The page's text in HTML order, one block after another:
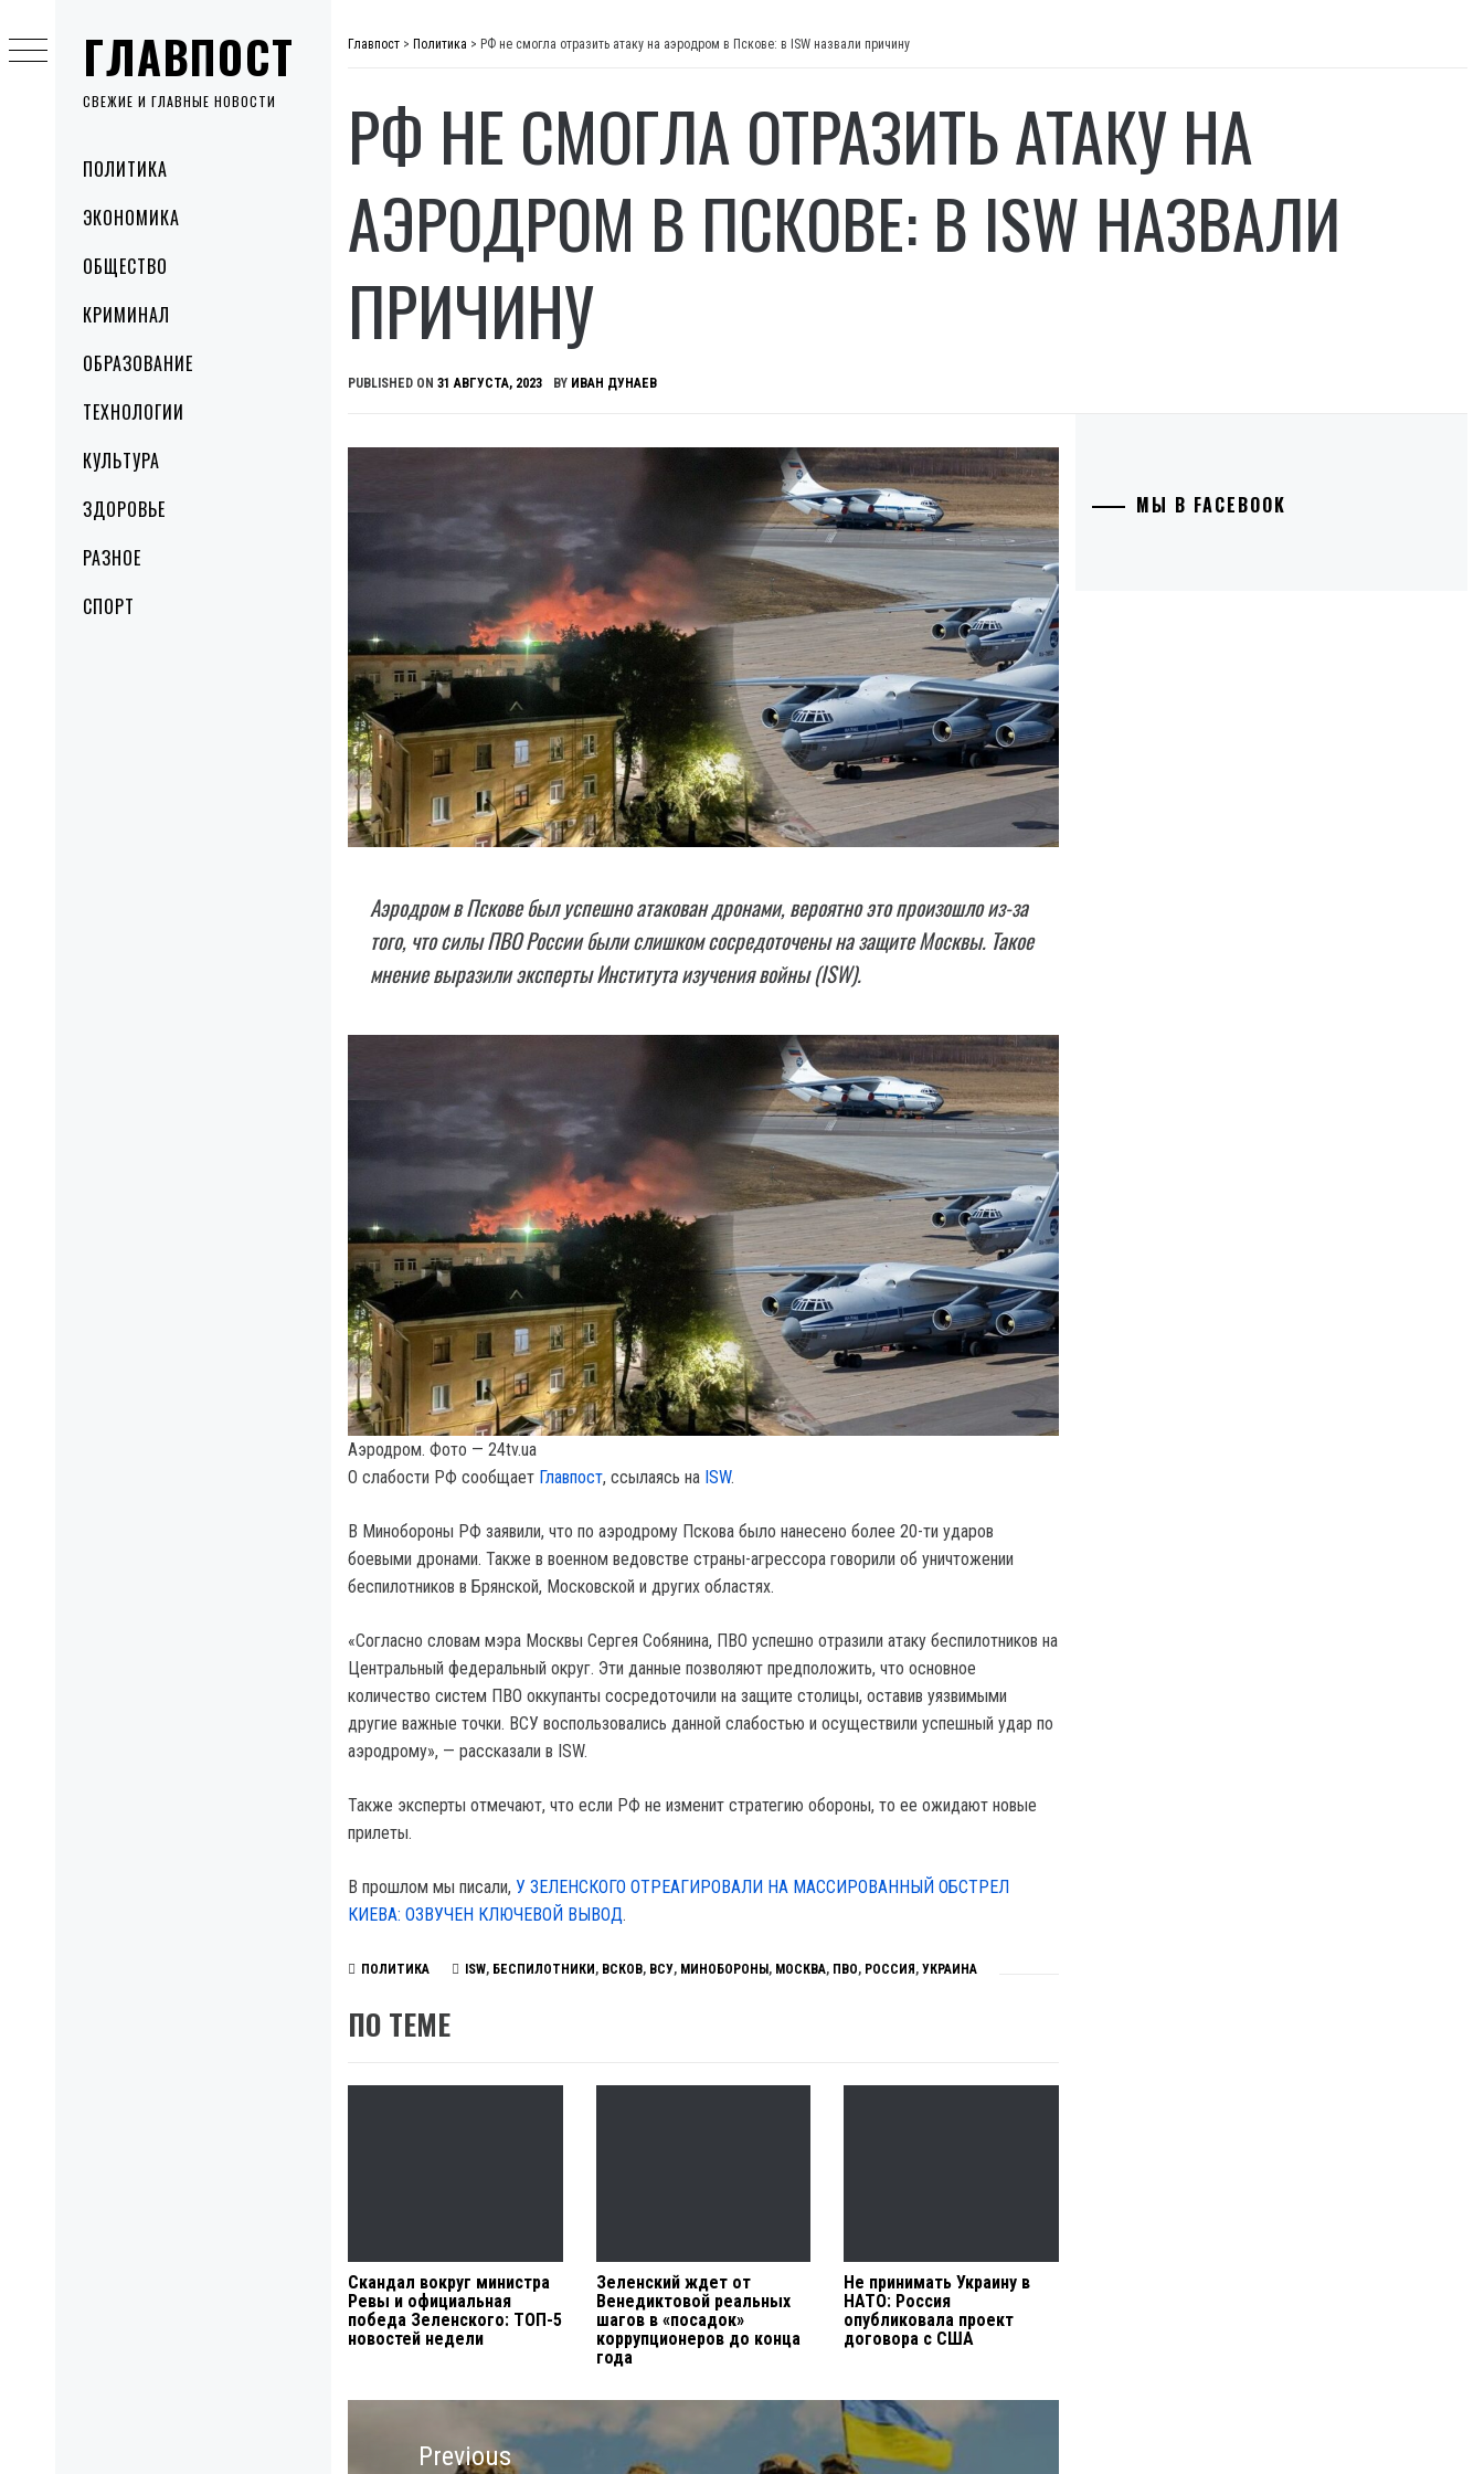
ГЛАВПОСТ
СВЕЖИЕ И ГЛАВНЫЕ НОВОСТИ
MenuПОЛИТИКА
ЭКОНОМИКА
ОБЩЕСТВО
КРИМИНАЛ
ОБРАЗОВАНИЕ
ТЕХНОЛОГИИ
КУЛЬТУРА
ЗДОРОВЬЕ
РАЗНОЕ
СПОРТ
to
content
Главпост > Политика > РФ не смогла отразить атаку на аэродром в Пскове: в ISW назвали причину
РФ НЕ СМОГЛА ОТРАЗИТЬ АТАКУ НА
АЭРОДРОМ В ПСКОВЕ: В ISW НАЗВАЛИ
ПРИЧИНУ
PUBLISHED ON 31 АВГУСТА, 2023 BY ИВАН ДУНАЕВ
Аэродром в Пскове был успешно атакован дронами, вероятно это произошло из-за
того, что силы ПВО России были слишком сосредоточены на защите Москвы. Такое
мнение выразили эксперты Института изучения войны (ISW).
Аэродром. Фото — 24tv.ua
О слабости РФ сообщает Главпост, ссылаясь на ISW.
В Минобороны РФ заявили, что по аэродрому Пскова было нанесено более 20-ти ударов
боевыми дронами. Также в военном ведовстве страны-агрессора говорили об уничтожении
беспилотников в Брянской, Московской и других областях.
«Согласно словам мэра Москвы Сергея Собянина, ПВО успешно отразили атаку беспилотников на
Центральный федеральный округ. Эти данные позволяют предположить, что основное
количество систем ПВО оккупанты сосредоточили на защите столицы, оставив уязвимыми
другие важные точки. ВСУ воспользовались данной слабостью и осуществили успешный удар по
аэродрому», — рассказали в ISW.
Также эксперты отмечают, что если РФ не изменит стратегию обороны, то ее ожидают новые
прилеты.
В прошлом мы писали, У ЗЕЛЕНСКОГО ОТРЕАГИРОВАЛИ НА МАССИРОВАННЫЙ ОБСТРЕЛ
КИЕВА: ОЗВУЧЕН КЛЮЧЕВОЙ ВЫВОД.
ПОЛИТИКА ISW, БЕСПИЛОТНИКИ, ВСКОВ, ВСУ, МИНОБОРОНЫ, МОСКВА, ПВО, РОССИЯ, УКРАИНА
ПО ТЕМЕ
Скандал вокруг министра
Ревы и официальная
победа Зеленского: ТОП-5
новостей недели
Зеленский ждет от
Венедиктовой реальных
шагов в «посадок»
коррупционеров до конца
года
Не принимать Украину в
НАТО: Россия
опубликовала проект
договора с США
Навигация
Previous
МЫ В FACEBOOK